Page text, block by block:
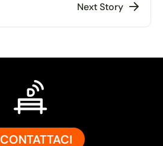
Next Story
CONTATTACI